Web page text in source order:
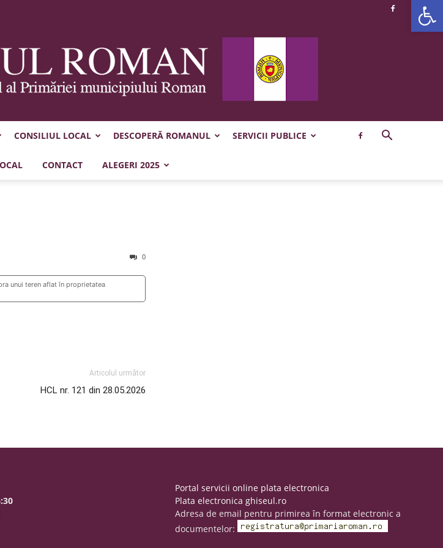
Municipiul
CONSILIUL LOCAL DESCOPERĂ ROMANUL SERVICII PUBLICE
CONTACT ALEGERI 2025
0
unui teren aflat în proprietatea
Articolul următor
HCL nr. 121 din 28.05.2026
Portal servicii online plata electronica
Plata electronica ghiseul.ro
Adresa de email pentru primirea în format electronic a
documentelor: